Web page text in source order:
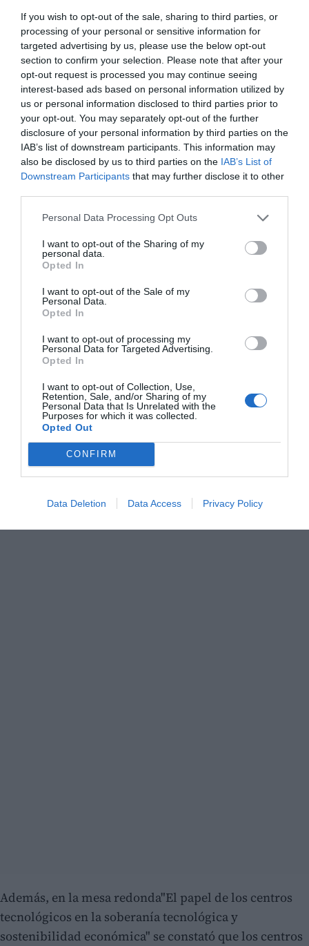
If you wish to opt-out of the sale, sharing to third parties, or
processing of your personal or sensitive information for
targeted advertising by us, please use the below opt-out
section to confirm your selection. Please note that after your
opt-out request is processed you may continue seeing
interest-based ads based on personal information utilized by
us or personal information disclosed to third parties prior to
your opt-out. You may separately opt-out of the further
disclosure of your personal information by third parties on the
IAB’s list of downstream participants. This information may
also be disclosed by us to third parties on the IAB’s List of
Downstream Participants that may further disclose it to other
Personal Data Processing Opt Outs
I want to opt-out of the Sharing of my
personal data.
Opted In
I want to opt-out of the Sale of my
Personal Data.
Opted In
I want to opt-out of processing my
Personal Data for Targeted Advertising.
Opted In
I want to opt-out of Collection, Use,
Retention, Sale, and/or Sharing of my
Personal Data that Is Unrelated with the
Purposes for which it was collected.
Opted Out
CONFIRM
Data Deletion Data Access Privacy Policy
A lo largo de las tres jornadas han participado en las
conferencias más de 400 líderes en innovación que
han compartido su visión en temas clave como la
inversión, la innovación abierta, el emprendimiento y
la internacionalización, entre otros.
FEDIT también ha participado en algunos de estos
presidenta de la agrupación y directora gerente del
centro especializado en TIC, ITI, ha participado en la
“Carrera profesional investigadora en
del talento investigador en España. Además, la red
española ha coordinado la mesa
tecnológicas de éxito en la autonomía estratégica y
sostenibilidad económica de la industria española”
del papel que juegan en el fortalecimiento de la
industria aportando tecnología de primera línea
desarrollada en España.
Además, en la mesa redonda"El papel de los centros
tecnológicos en la soberanía tecnológica y
sostenibilidad económica" se constató que los centros